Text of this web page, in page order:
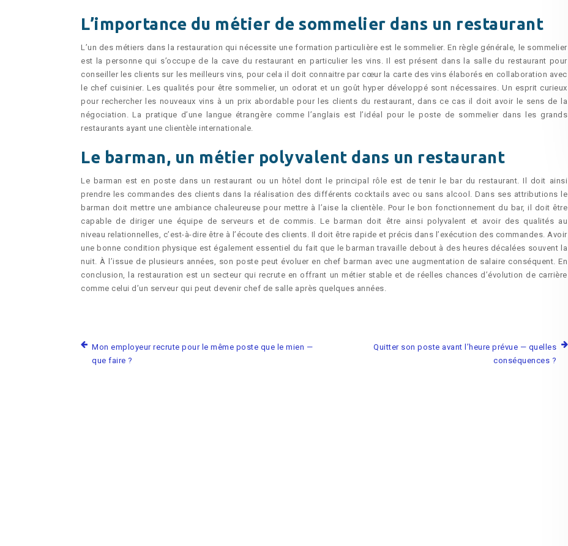
L’importance du métier de sommelier dans un restaurant
L’un des métiers dans la restauration qui nécessite une formation particulière est le sommelier. En règle générale, le sommelier
est la personne qui s’occupe de la cave du restaurant en particulier les vins. Il est présent dans la salle du restaurant pour
conseiller les clients sur les meilleurs vins, pour cela il doit connaitre par cœur la carte des vins élaborés en collaboration avec
le chef cuisinier. Les qualités pour être sommelier, un odorat et un goût hyper développé sont nécessaires. Un esprit curieux
pour rechercher les nouveaux vins à un prix abordable pour les clients du restaurant, dans ce cas il doit avoir le sens de la
négociation. La pratique d’une langue étrangère comme l’anglais est l’idéal pour le poste de sommelier dans les grands
restaurants ayant une clientèle internationale.
Le barman, un métier polyvalent dans un restaurant
Le barman est en poste dans un restaurant ou un hôtel dont le principal rôle est de tenir le bar du restaurant. Il doit ainsi
prendre les commandes des clients dans la réalisation des différents cocktails avec ou sans alcool. Dans ses attributions le
barman doit mettre une ambiance chaleureuse pour mettre à l’aise la clientèle. Pour le bon fonctionnement du bar, il doit être
capable de diriger une équipe de serveurs et de commis. Le barman doit être ainsi polyvalent et avoir des qualités au
niveau relationnelles, c’est-à-dire être à l’écoute des clients. Il doit être rapide et précis dans l’exécution des commandes. Avoir
une bonne condition physique est également essentiel du fait que le barman travaille debout à des heures décalées souvent la
nuit. À l’issue de plusieurs années, son poste peut évoluer en chef barman avec une augmentation de salaire conséquent. En
conclusion, la restauration est un secteur qui recrute en offrant un métier stable et de réelles chances d’évolution de carrière
comme celui d’un serveur qui peut devenir chef de salle après quelques années.
Mon employeur recrute pour le même poste que le mien —
que faire ?
Quitter son poste avant l’heure prévue — quelles
conséquences ?